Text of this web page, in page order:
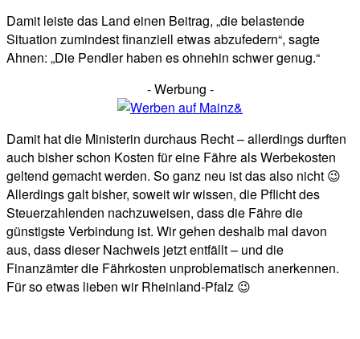
Damit leiste das Land einen Beitrag, „die belastende
Situation zumindest finanziell etwas abzufedern“, sagte
Ahnen: „Die Pendler haben es ohnehin schwer genug.“
- Werbung -
Damit hat die Ministerin durchaus Recht – allerdings durften
auch bisher schon Kosten für eine Fähre als Werbekosten
geltend gemacht werden. So ganz neu ist das also nicht 😉
Allerdings galt bisher, soweit wir wissen, die Pflicht des
Steuerzahlenden nachzuweisen, dass die Fähre die
günstigste Verbindung ist. Wir gehen deshalb mal davon
aus, dass dieser Nachweis jetzt entfällt – und die
Finanzämter die Fährkosten unproblematisch anerkennen.
Für so etwas lieben wir Rheinland-Pfalz 😉